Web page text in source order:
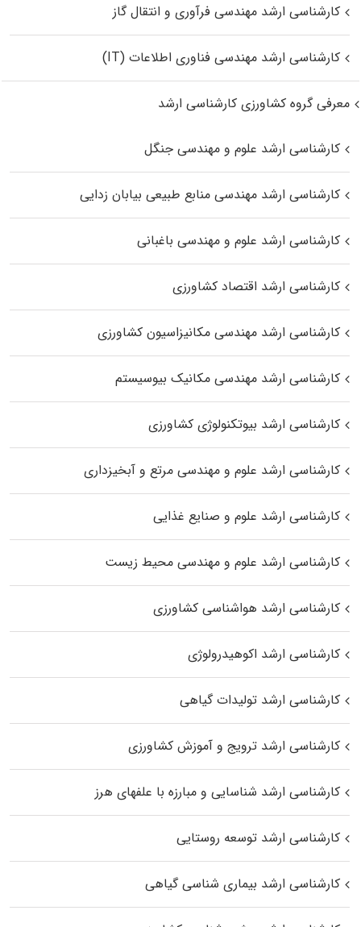
کارشناسی ارشد مهندسی فرآوری و انتقال گاز
کارشناسی ارشد مهندسی فناوری اطلاعات (IT)
معرفی گروه کشاورزی کارشناسی ارشد
کارشناسی ارشد علوم و مهندسی جنگل
کارشناسی ارشد مهندسی منابع طبیعی بیابان زدایی
کارشناسی ارشد علوم و مهندسی باغبانی
کارشناسی ارشد اقتصاد کشاورزی
کارشناسی ارشد مهندسی مکانیزاسیون کشاورزی
کارشناسی ارشد مهندسی مکانیک بیوسیستم
کارشناسی ارشد بیوتکنولوژی کشاورزی
کارشناسی ارشد علوم و مهندسی مرتع و آبخیزداری
کارشناسی ارشد علوم و صنایع غذایی
کارشناسی ارشد علوم و مهندسی محیط زیست
کارشناسی ارشد هواشناسی کشاورزی
کارشناسی ارشد اکوهیدرولوژی
کارشناسی ارشد تولیدات گیاهی
کارشناسی ارشد ترویج و آموزش کشاورزی
کارشناسی ارشد شناسایی و مبارزه با علفهای هرز
کارشناسی ارشد توسعه روستایی
کارشناسی ارشد بیماری‌ شناسی گیاهی